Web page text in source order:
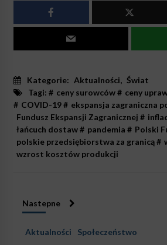
Kategorie: Aktualności, Świat
Tagi: # ceny surowców# ceny
# COVID-19# ekspansja zagraniczna
Fundusz Ekspansji Zagranicznej #
łańcuch dostaw# pandemia # Polski
polskie przedsiębiorstwa za granicą#
wzrost kosztów produkcji
Nastepne
Aktualności Społeczeństwo